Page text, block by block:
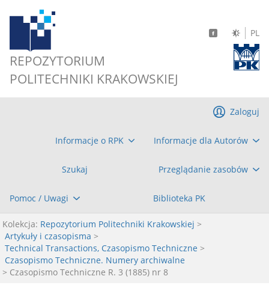
REPOZYTORIUM
POLITECHNIKI KRAKOWSKIEJ
PL
Informacje o RPK Informacje dla Autorów
Szukaj Przeglądanie zasobów
Pomoc / Uwagi Biblioteka PK
Zaloguj
Kolekcja: Repozytorium Politechniki Krakowskiej >
Artykuły i czasopisma >
Technical Transactions, Czasopismo Techniczne >
Czasopismo Techniczne. Numery archiwalne
> Czasopismo Techniczne R. 3 (1885) nr 8